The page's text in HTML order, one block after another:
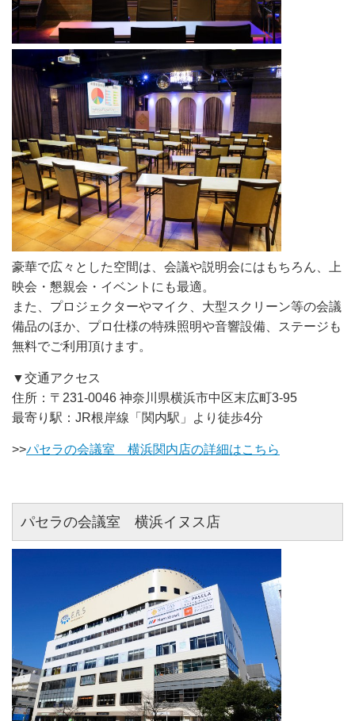
豪華で広々とした空間は、会議や説明会にはもちろん、上
映会・懇親会・イベントにも最適。
また、プロジェクターやマイク、大型スクリーン等の会議
備品のほか、プロ仕様の特殊照明や音響設備、ステージも
無料でご利用頂けます。
▼交通アクセス
住所：〒231-0046 神奈川県横浜市中区末広町3-95
最寄り駅：JR根岸線「関内駅」より徒歩4分
>>パセラの会議室 横浜関内店の詳細はこちら
パセラの会議室 横浜イヌス店